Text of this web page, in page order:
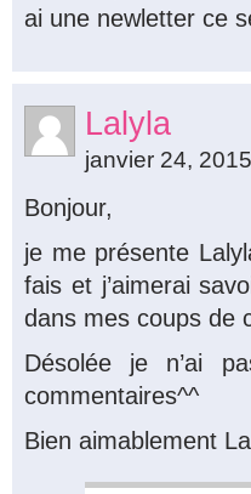
ai une newletter ce
Lalyla
janvier 24,
Bonjour,
je me présente
fais et j’aimerai
dans mes coups de
Désolée je n’ai
commentaires^^
Bien aimablement